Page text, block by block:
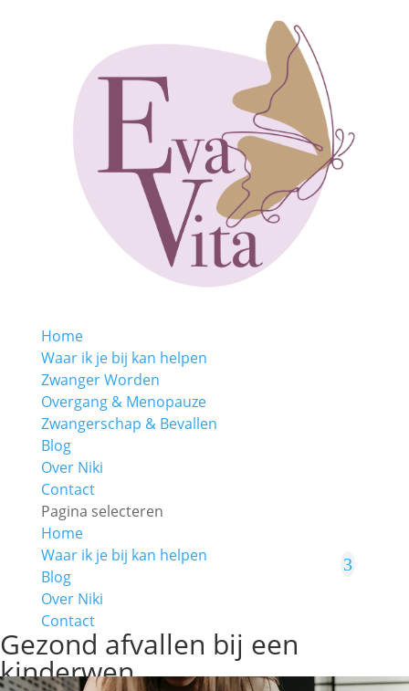
Home
Waar ik je bij kan helpen
Zwanger Worden
Overgang & Menopauze
Zwangerschap & Bevallen
Blog
Over Niki
Contact
Pagina selecteren
Home
Waar ik je bij kan helpen
Blog
Over Niki
Contact
Gezond afvallen bij een
kinderwen